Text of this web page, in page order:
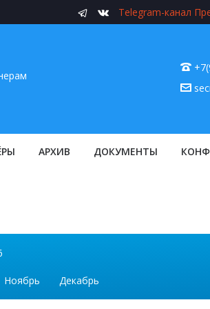
Telegram-канал
АРХИВ ДОКУМЕНТЫ
Ноябрь Декабрь